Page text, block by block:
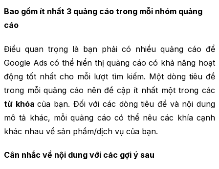
Bao gồm ít nhất 3 quảng cáo trong mỗi nhóm quảng
cáo
Điều quan trọng là bạn phải có nhiều quảng cáo để
Google Ads có thể hiển thị quảng cáo có khả năng hoạt
động tốt nhất cho mỗi lượt tìm kiếm. Một dòng tiêu đề
trong mỗi quảng cáo nên đề cập ít nhất một trong các
từ khóacủa bạn. Đối với các dòng tiêu đề và nội dung
mô tả khác, mỗi quảng cáo có thể nêu các khía cạnh
khác nhau về sản phẩm/dịch vụ của bạn.
Cân nhắc về nội dung với các gợi ý sau